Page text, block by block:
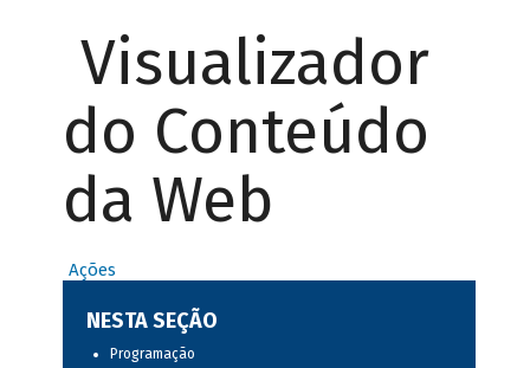
Visualizador
do Conteúdo
da Web
Ações
NESTA SEÇÃO
Programação